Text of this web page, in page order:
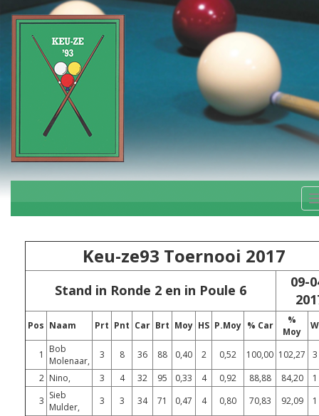
Keu-ze93 Toernooi 2017
Stand in Ronde 2 en in Poule 6
09-
Pos Naam Prt Pnt Car Brt Moy HS P.Moy % Car
%
Moy
W
1
Bob
Molenaar,
3 8 36 88 0,40 2 0,52 100,00 102,27
3
2 Nino, 3 4 32 95 0,33 4 0,92 88,88 84,20
1
3 Sieb
Mulder,
3 3 34 71 0,47 4 0,80 70,83 92,09 1